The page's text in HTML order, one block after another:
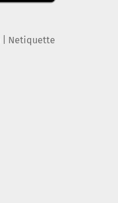
Netiquette